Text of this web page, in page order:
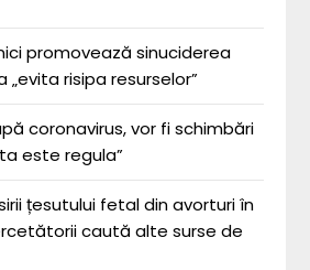
promovează sinuciderea
risipa resurselor”
coronavirus, vor fi schimbări
este regula”
țesutului fetal din avorturi în
caută alte surse de